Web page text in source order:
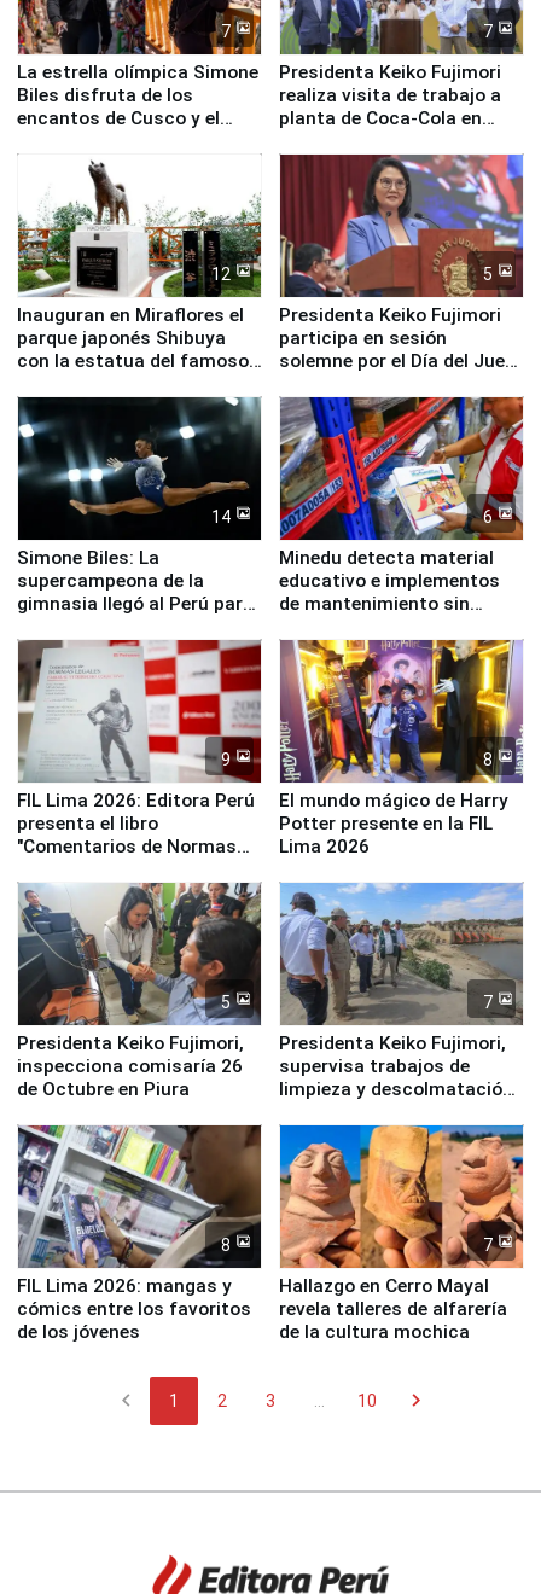
7
La estrella olímpica Simone
Biles disfruta de los
encantos de Cusco y el
7
Presidenta Keiko Fujimori
realiza visita de trabajo a
planta de Coca-Cola en
12
Inauguran en Miraflores el
parque japonés Shibuya
con la estatua del famoso
5
Presidenta Keiko Fujimori
participa en sesión
solemne por el Día del Juez
14
Simone Biles: La
supercampeona de la
gimnasia llegó al Perú para
Panamericanos Lima 2027
6
Minedu detecta material
educativo e implementos
de mantenimiento sin
la UGEL 2
9
FIL Lima 2026: Editora Perú
presenta el libro
"Comentarios de Normas
Derecho Colectivo"
8
El mundo mágico de Harry
Potter presente en la FIL
Lima 2026
5
Presidenta Keiko Fujimori,
inspecciona comisaría 26
de Octubre en Piura
7
Presidenta Keiko Fujimori,
supervisa trabajos de
limpieza y descolmatación
8
FIL Lima 2026: mangas y
cómics entre los favoritos
de los jóvenes
7
Hallazgo en Cerro Mayal
revela talleres de alfarería
de la cultura mochica
chevron_left 1 2 3 10 chevron_right